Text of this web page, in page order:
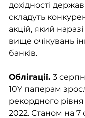
дохідності
складуть
акцій, який
вище очікувань
банків.
Облігації. 3
10Y паперам
рекордного
2022. Станом на 7